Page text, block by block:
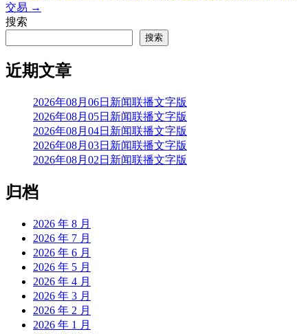
交易 →
搜索
搜索
近期文章
2026年08月06日新闻联播文字版
2026年08月05日新闻联播文字版
2026年08月04日新闻联播文字版
2026年08月03日新闻联播文字版
2026年08月02日新闻联播文字版
归档
2026 年 8 月
2026 年 7 月
2026 年 6 月
2026 年 5 月
2026 年 4 月
2026 年 3 月
2026 年 2 月
2026 年 1 月